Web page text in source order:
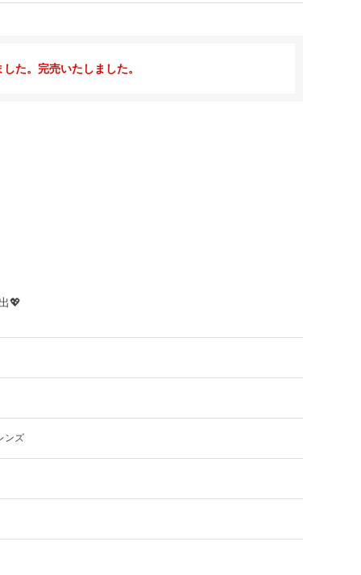
た。完売いたしました。
💖
ンズ